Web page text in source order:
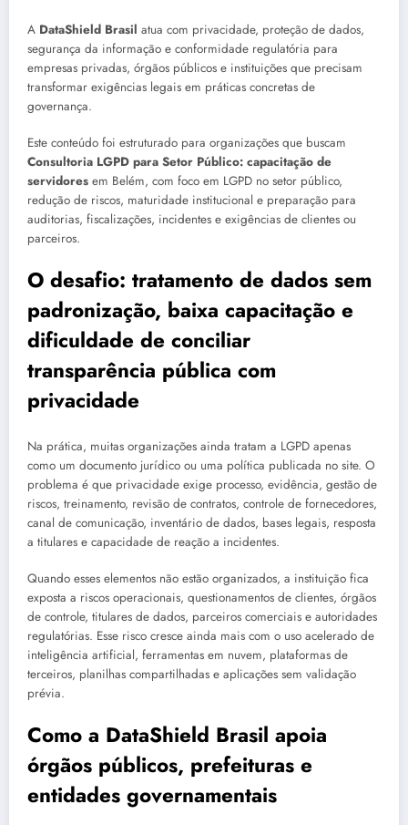
A DataShield Brasil atua com privacidade, proteção de dados,
segurança da informação e conformidade regulatória para
empresas privadas, órgãos públicos e instituições que precisam
transformar exigências legais em práticas concretas de
governança.
Este conteúdo foi estruturado para organizações que buscam
Consultoria LGPD para Setor Público: capacitação de
servidores em Belém, com foco em LGPD no setor público,
redução de riscos, maturidade institucional e preparação para
auditorias, fiscalizações, incidentes e exigências de clientes ou
parceiros.
O desafio: tratamento de dados sem
padronização, baixa capacitação e
dificuldade de conciliar
transparência pública com
privacidade
Na prática, muitas organizações ainda tratam a LGPD apenas
como um documento jurídico ou uma política publicada no site. O
problema é que privacidade exige processo, evidência, gestão de
riscos, treinamento, revisão de contratos, controle de fornecedores,
canal de comunicação, inventário de dados, bases legais, resposta
a titulares e capacidade de reação a incidentes.
Quando esses elementos não estão organizados, a instituição fica
exposta a riscos operacionais, questionamentos de clientes, órgãos
de controle, titulares de dados, parceiros comerciais e autoridades
regulatórias. Esse risco cresce ainda mais com o uso acelerado de
inteligência artificial, ferramentas em nuvem, plataformas de
terceiros, planilhas compartilhadas e aplicações sem validação
prévia.
Como a DataShield Brasil apoia
órgãos públicos, prefeituras e
entidades governamentais